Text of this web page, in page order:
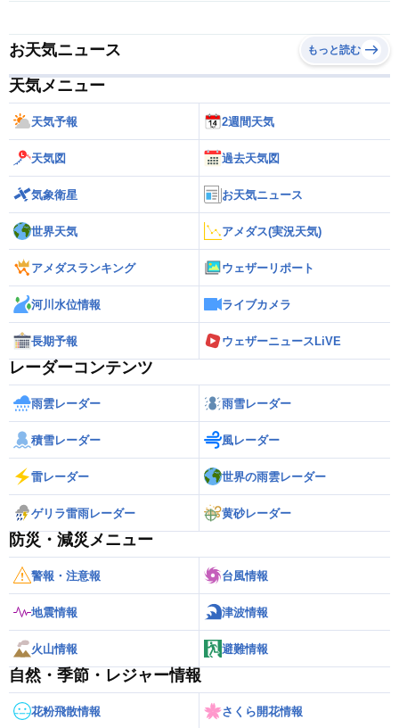
お天気ニュース もっと読む
天気メニュー
天気予報 2週間天気
天気図 過去天気図
気象衛星 お天気ニュース
世界天気 アメダス(実況天気)
アメダスランキング ウェザーリポート
河川水位情報 ライブカメラ
長期予報 ウェザーニュースLiVE
レーダーコンテンツ
雨雲レーダー 雨雪レーダー
積雪レーダー 風レーダー
雷レーダー 世界の雨雲レーダー
ゲリラ雷雨レーダー 黄砂レーダー
防災・減災メニュー
警報・注意報 台風情報
地震情報 津波情報
火山情報 避難情報
自然・季節・レジャー情報
花粉飛散情報 さくら開花情報